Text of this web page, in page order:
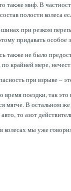
также миф. В
полости колеса
при резком
придавать особое
также не было
крайней мере,
при взрыве –
поездки, так
мягче. В остальном
то азот
колесах мы уже